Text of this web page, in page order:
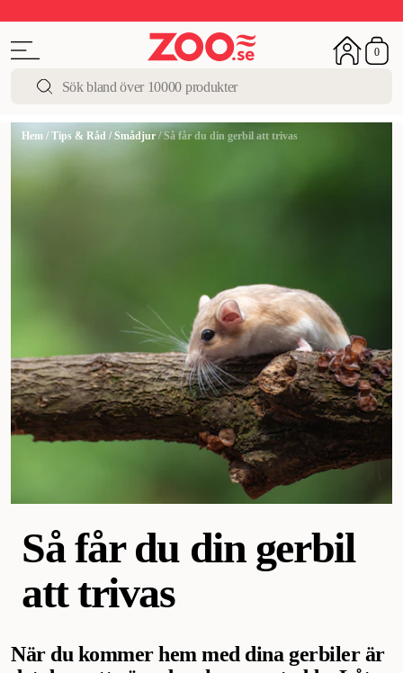
0
Hem /Tips & Råd /Smådjur/Så får du din gerbil att trivas
Så får du din gerbil
att trivas
När du kommer hem med dina gerbiler är